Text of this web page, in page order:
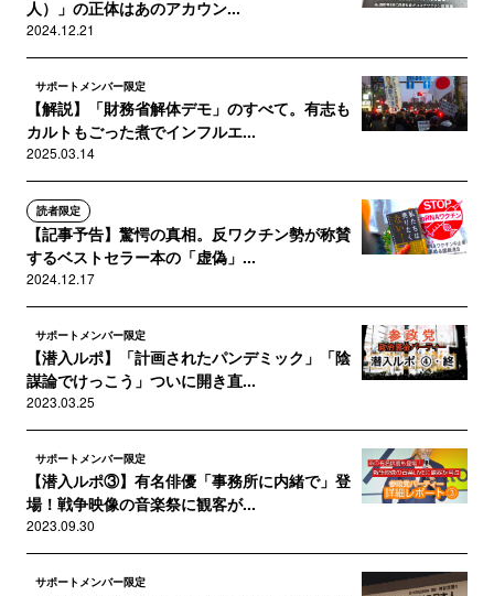
人）」の正体はあのアカウン...
2024.12.21
サポートメンバー限定
【解説】「財務省解体デモ」のすべて。有志も
カルトもごった煮でインフルエ...
2025.03.14
読者限定
【記事予告】驚愕の真相。反ワクチン勢が称賛
するベストセラー本の「虚偽」...
2024.12.17
サポートメンバー限定
【潜入ルポ】「計画されたパンデミック」「陰
謀論でけっこう」ついに開き直...
2023.03.25
サポートメンバー限定
【潜入ルポ③】有名俳優「事務所に内緒で」登
場！戦争映像の音楽祭に観客が...
2023.09.30
サポートメンバー限定